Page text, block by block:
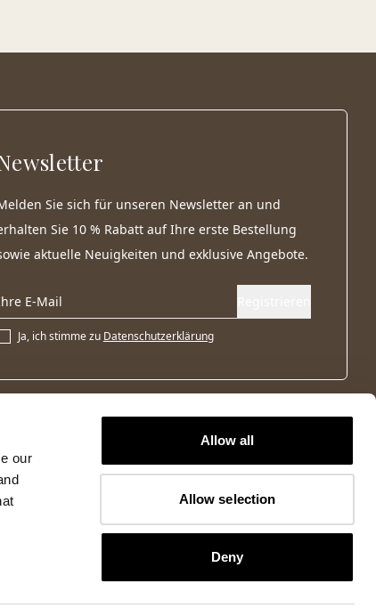
our
Allow all
Allow selection
Deny
Sie sich für unseren Newsletter an und
Sie 10 % Rabatt auf Ihre erste Bestellung
aktuelle Neuigkeiten und exklusive Angebote.
Ja, ich stimme zu Datenschutzerklärung